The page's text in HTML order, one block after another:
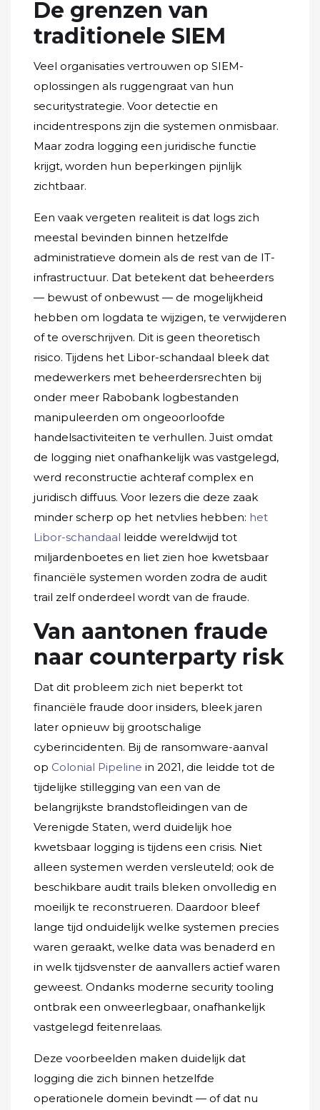
De grenzen van
traditionele SIEM
Veel organisaties vertrouwen op SIEM-
oplossingen als ruggengraat van hun
securitystrategie. Voor detectie en
incidentrespons zijn die systemen onmisbaar.
Maar zodra logging een juridische functie
krijgt, worden hun beperkingen pijnlijk
zichtbaar.
Een vaak vergeten realiteit is dat logs zich
meestal bevinden binnen hetzelfde
administratieve domein als de rest van de IT-
infrastructuur. Dat betekent dat beheerders
— bewust of onbewust — de mogelijkheid
hebben om logdata te wijzigen, te verwijderen
of te overschrijven. Dit is geen theoretisch
risico. Tijdens het Libor-schandaal bleek dat
medewerkers met beheerdersrechten bij
onder meer Rabobank logbestanden
manipuleerden om ongeoorloofde
handelsactiviteiten te verhullen. Juist omdat
de logging niet onafhankelijk was vastgelegd,
werd reconstructie achteraf complex en
juridisch diffuus. Voor lezers die deze zaak
minder scherp op het netvlies hebben: het
Libor-schandaal leidde wereldwijd tot
miljardenboetes en liet zien hoe kwetsbaar
financiële systemen worden zodra de audit
trail zelf onderdeel wordt van de fraude.
Van aantonen fraude
naar counterparty risk
Dat dit probleem zich niet beperkt tot
financiële fraude door insiders, bleek jaren
later opnieuw bij grootschalige
cyberincidenten. Bij de ransomware-aanval
op Colonial Pipeline in 2021, die leidde tot de
tijdelijke stillegging van een van de
belangrijkste brandstofleidingen van de
Verenigde Staten, werd duidelijk hoe
kwetsbaar logging is tijdens een crisis. Niet
alleen systemen werden versleuteld; ook de
beschikbare audit trails bleken onvolledig en
moeilijk te reconstrueren. Daardoor bleef
lange tijd onduidelijk welke systemen precies
waren geraakt, welke data was benaderd en
in welk tijdsvenster de aanvallers actief waren
geweest. Ondanks moderne security tooling
ontbrak een onweerlegbaar, onafhankelijk
vastgelegd feitenrelaas.
Deze voorbeelden maken duidelijk dat
logging die zich binnen hetzelfde
operationele domein bevindt — of dat nu